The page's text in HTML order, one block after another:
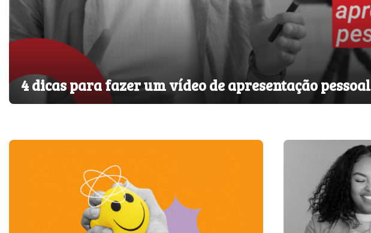
4 dicas para fazer um vídeo de apresentação pessoal